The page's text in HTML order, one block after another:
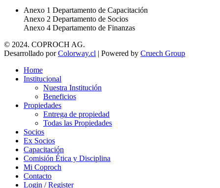
Anexo 1 Departamento de Capacitación
Anexo 2 Departamento de Socios
Anexo 4 Departamento de Finanzas
© 2024. COPROCH AG.
Desarrollado porColorway.cl | Powered by Cruech Group
Home
Institucional
Nuestra Institución
Beneficios
Propiedades
Entrega de propiedad
Todas las Propiedades
Socios
Ex Socios
Capacitación
Comisión Ética y Disciplina
Mi Coproch
Contacto
Login / Register